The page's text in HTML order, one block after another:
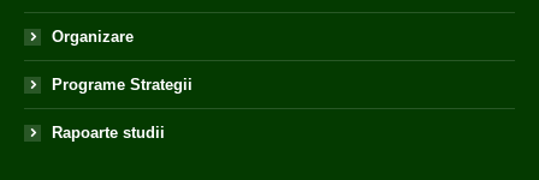
Organizare
Programe Strategii
Rapoarte studii